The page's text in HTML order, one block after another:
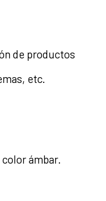
de productos
etc.
ámbar.